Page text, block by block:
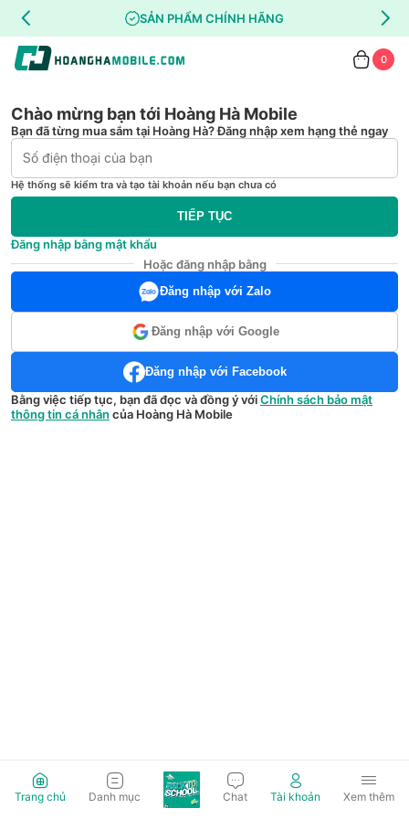
SẢN PHẨM CHÍNH HÃNG
0
Chào mừng bạn tới Hoàng Hà Mobile
Bạn đã từng mua sắm tại Hoàng Hà? Đăng nhập xem hạng thẻ ngay
Hệ thống sẽ kiểm tra và tạo tài khoản nếu bạn chưa có
TIẾP TỤC
Đăng nhập bằng mật khẩu
Hoặc đăng nhập bằng
Đăng nhập với Zalo
Đăng nhập với Google
Đăng nhập với Facebook
Bằng việc tiếp tục, bạn đã đọc và đồng ý vớiChính sách bảo mật
thông tin cá nhân của Hoàng Hà Mobile
Trang chủ Danh mục Chat Tài khoản Xem thêm